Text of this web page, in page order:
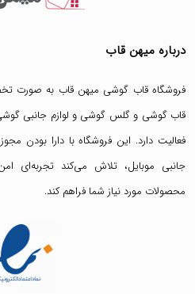
درباره میهن قاب
فروشگاه قاب گوشی میهن قاب به صورت
قاب گوشی وگلس گوشی و لوازم جانبی
فعالیت دارد. این فروشگاه با دارا بودن
جانبی موبایل، تلاش می‌کند تجربه‌ای
محصولات مورد نیاز شما فراهم کند.